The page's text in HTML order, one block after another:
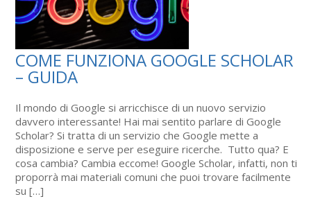
COME FUNZIONA GOOGLE SCHOLAR
– GUIDA
Il mondo di Google si arricchisce di un nuovo servizio
davvero interessante! Hai mai sentito parlare di Google
Scholar? Si tratta di un servizio che Google mette a
disposizione e serve per eseguire ricerche. Tutto qua? E
cosa cambia? Cambia eccome! Google Scholar, infatti, non ti
proporrà mai materiali comuni che puoi trovare facilmente
su […]